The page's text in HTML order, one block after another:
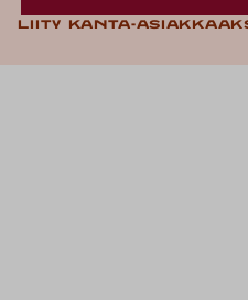
Liity kanta-